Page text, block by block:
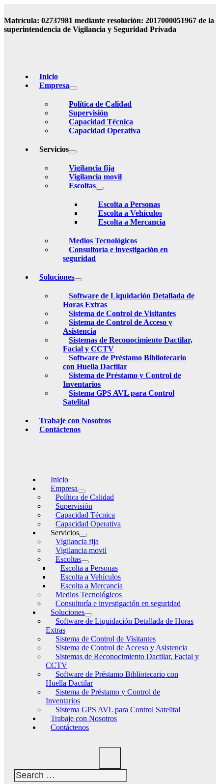
Matrícula: 02737981 mediante resolución: 2017000051967 de la
superintendencia de Vigilancia y Seguridad Privada
Inicio
Empresa
Política de Calidad
Supervisión
Capacidad Técnica
Capacidad Operativa
Servicios
Vigilancia fija
Vigilancia movil
Escoltas
Escolta a Personas
Escolta a Vehículos
Escolta a Mercancia
Medios Tecnológicos
Consultoría e investigación en
seguridad
Soluciones
Software de Liquidación Detallada de
Horas Extras
Sistema de Control de Visitantes
Sistema de Control de Acceso y
Asistencia
Sistemas de Reconocimiento Dactilar,
Facial y CCTV
Software de Préstamo Bibliotecario
con Huella Dactilar
Sistema de Préstamo y Control de
Inventarios
Sistema GPS AVL para Control
Satelital
Trabaje con Nosotros
Contáctenos
Inicio
Empresa
Política de Calidad
Supervisión
Capacidad Técnica
Capacidad Operativa
Servicios
Vigilancia fija
Vigilancia movil
Escoltas
Escolta a Personas
Escolta a Vehículos
Escolta a Mercancia
Medios Tecnológicos
Consultoría e investigación en seguridad
Soluciones
Software de Liquidación Detallada de Horas
Extras
Sistema de Control de Visitantes
Sistema de Control de Acceso y Asistencia
Sistemas de Reconocimiento Dactilar, Facial y
CCTV
Software de Préstamo Bibliotecario con
Huella Dactilar
Sistema de Préstamo y Control de
Inventarios
Sistema GPS AVL para Control Satelital
Trabaje con Nosotros
Contáctenos